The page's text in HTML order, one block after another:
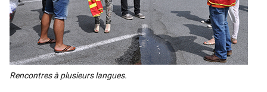
Ren­contres à plu­sieurs langues.